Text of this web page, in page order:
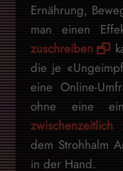
Ernährung,
man einen
zuschreiben
die je
eine Online-
ohne eine
zwischenzeitlich
dem Strohhalm
in der Hand.